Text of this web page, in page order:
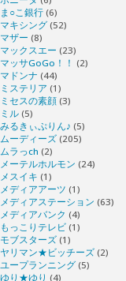
ま○こ銀行 (6)
マキシング (52)
マザー (8)
マックスエー (23)
マッサGoGo！！ (2)
マドンナ (44)
ミステリア (1)
ミセスの素顔 (3)
ミル (5)
みるきぃぷりん♪ (5)
ムーディーズ (205)
ムラっch (2)
メーテルホルモン (24)
メスイキ (1)
メディアアーツ (1)
メディアステーション (63)
メディアバンク (4)
もっこりテレビ (1)
モブスターズ (1)
ヤリマン★ビッチーズ (2)
ユープランニング (5)
ゆり★ゆり (4)